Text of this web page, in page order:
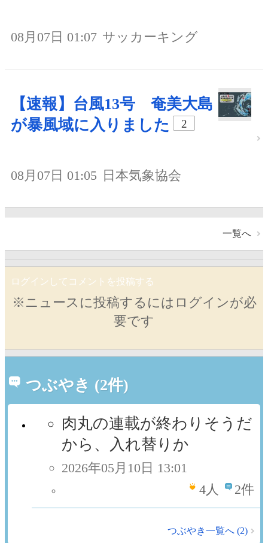
08月07日 01:07 サッカーキング
【速報】台風13号 奄美大島
が暴風域に入りました
2
08月07日 01:05 日本気象協会
一覧へ
ログインしてコメントを投稿する
※ニュースに投稿するにはログインが必
要です
つぶやき (2件)
肉丸の連載が終わりそうだ
から、入れ替りか
2026年05月10日 13:01
4人 2件
つぶやき一覧へ (2)